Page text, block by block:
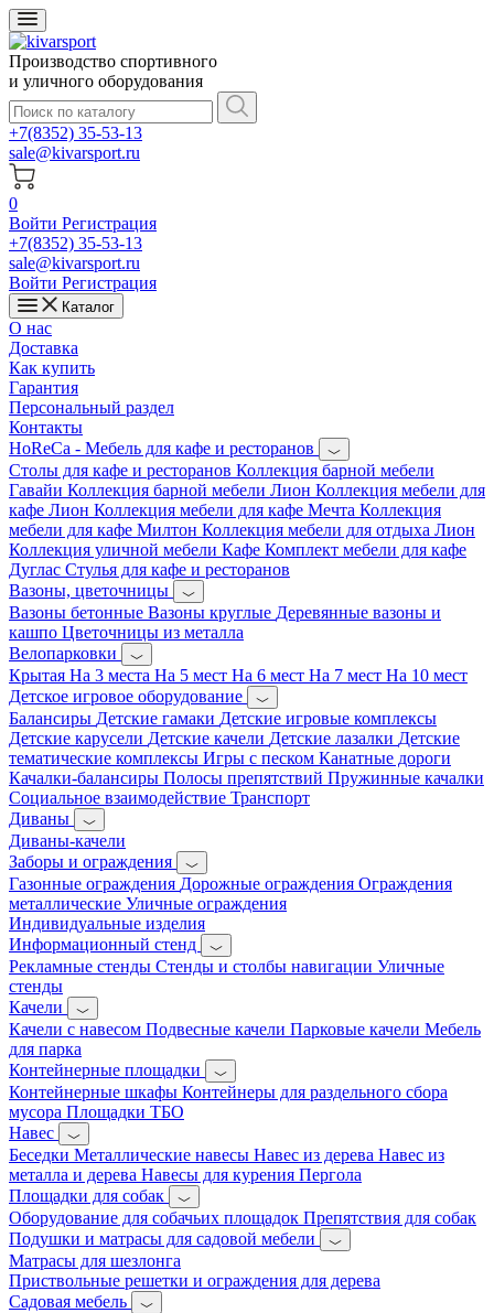
Производство спортивного
и уличного оборудования
+7(8352) 35-53-13
sale@kivarsport.ru
0
Войти Регистрация
+7(8352) 35-53-13
sale@kivarsport.ru
Войти Регистрация
Каталог
О нас
Доставка
Как купить
Гарантия
Персональный раздел
Контакты
HoReCa - Мебель для кафе и ресторанов
Cтолы для кафе и ресторанов Коллекция барной мебели
Гавайи Коллекция барной мебели Лион Коллекция мебели для
кафе Лион Коллекция мебели для кафе Мечта Коллекция
мебели для кафе Милтон Коллекция мебели для отдыха Лион
Коллекция уличной мебели Кафе Комплект мебели для кафе
Дуглас Стулья для кафе и ресторанов
Вазоны, цветочницы
Вазоны бетонные Вазоны круглые Деревянные вазоны и
кашпо Цветочницы из металла
Велопарковки
Крытая На 3 места На 5 мест На 6 мест На 7 мест На 10 мест
Детское игровое оборудование
Балансиры Детские гамаки Детские игровые комплексы
Детские карусели Детские качели Детские лазалки Детские
тематические комплексы Игры с песком Канатные дороги
Качалки-балансиры Полосы препятствий Пружинные качалки
Социальное взаимодействие Транспорт
Диваны
Диваны-качели
Заборы и ограждения
Газонные ограждения Дорожные ограждения Ограждения
металлические Уличные ограждения
Индивидуальные изделия
Информационный стенд
Рекламные стенды Стенды и столбы навигации Уличные
стенды
Качели
Качели с навесом Подвесные качели Парковые качели Мебель
для парка
Контейнерные площадки
Контейнерные шкафы Контейнеры для раздельного сбора
мусора Площадки ТБО
Навес
Беседки Металлические навесы Навес из дерева Навес из
металла и дерева Навесы для курения Пергола
Площадки для собак
Оборудование для собачьих площадок Препятствия для собак
Подушки и матрасы для садовой мебели
Матрасы для шезлонга
Приствольные решетки и ограждения для дерева
Садовая мебель